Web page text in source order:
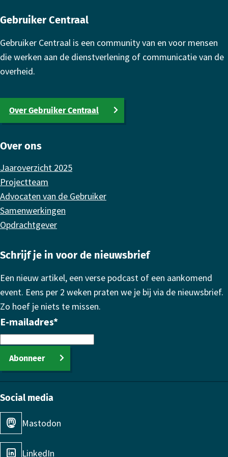
Gebruiker Centraal
Gebruiker Centraal is een community van en voor mensen
die werken aan de dienstverlening of communicatie van de
overheid.
Over Gebruiker Centraal
Over ons
Jaaroverzicht 2025
Projectteam
Advocaten van de Gebruiker
Samenwerkingen
Opdrachtgever
Schrijf je in voor de nieuwsbrief
Een nieuw artikel, een verse podcast of een aankomend
event. Eens per 2 weken praten we je bij via de nieuwsbrief.
Zo hoef je niets te missen.
E-mailadres*
Abonneer
Social media
Mastodon
LinkedIn